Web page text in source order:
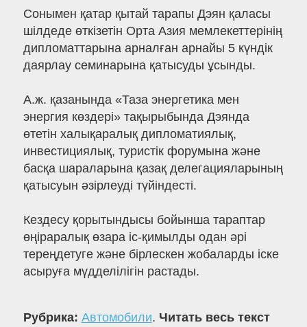
Сонымен қатар қытай тарапы Дэян қаласы
шілдеде өткізетін Орта Азия мемлекеттерінің
дипломаттарына арналған арнайы 5 күндік
даярлау семинарына қатысуды ұсынды.
А.ж. қазанында «Таза энергетика мен
энергия көздері» тақырыбында Дэянда
өтетін халықаралық дипломатиялық,
инвестициялық, туристік форумына және
басқа шараларына қазақ делегацияларының
қатысуын әзірлеуді түйіндесті.
Кездесу қорытындысы бойынша тараптар
өңіраралық өзара іс-қимылды одан әрі
тереңдетуге және бірлескен жобаларды іске
асыруға мүдделілігін растады.
Рубрика: Автомобили. Читать весь текст